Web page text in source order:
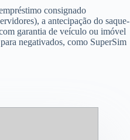
consignado
a antecipação do saque-
garantia de veículo ou imóvel
negativados, como SuperSim